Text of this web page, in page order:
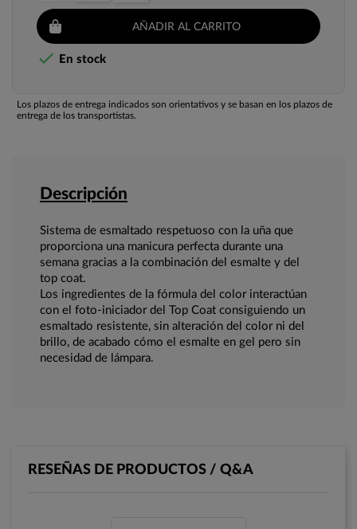
AÑADIR AL CARRITO
 En stock
Los plazos de entrega indicados son orientativos y se basan en los plazos de
entrega de los transportistas.
Descripción
Sistema de esmaltado respetuoso con la uña que
proporciona una manicura perfecta durante una
semana gracias a la combinación del esmalte y del
top coat.
Los ingredientes de la fórmula del color interactúan
con el foto-iniciador del Top Coat consiguiendo un
esmaltado resistente, sin alteración del color ni del
brillo, de acabado cómo el esmalte en gel pero sin
necesidad de lámpara.
RESEÑAS DE PRODUCTOS / Q&A